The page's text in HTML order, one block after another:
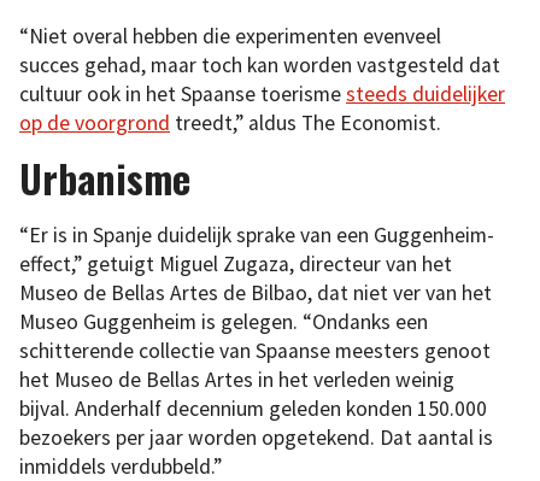
“Niet overal hebben die experimenten evenveel
succes gehad, maar toch kan worden vastgesteld dat
cultuur ook in het Spaanse toerismesteeds duidelijker
op de voorgrond treedt,” aldus The Economist.
Urbanisme
“Er is in Spanje duidelijk sprake van een Guggenheim-
effect,” getuigt Miguel Zugaza, directeur van het
Museo de Bellas Artes de Bilbao, dat niet ver van het
Museo Guggenheim is gelegen. “Ondanks een
schitterende collectie van Spaanse meesters genoot
het Museo de Bellas Artes in het verleden weinig
bijval. Anderhalf decennium geleden konden 150.000
bezoekers per jaar worden opgetekend. Dat aantal is
inmiddels verdubbeld.”